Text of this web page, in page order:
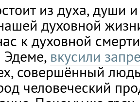
из духа, души и
духовной
к духовной
Эдеме, вкусили
совершённый
человеческий